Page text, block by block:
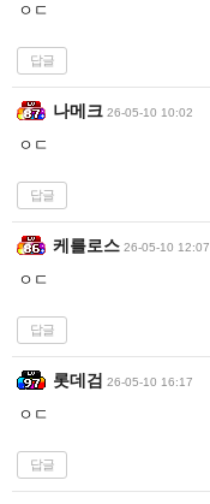
ㅇㄷ
답글
나메크 26-05-10 10:02
ㅇㄷ
답글
케를로스 26-05-10 12:07
ㅇㄷ
답글
롯데검 26-05-10 16:17
ㅇㄷ
답글